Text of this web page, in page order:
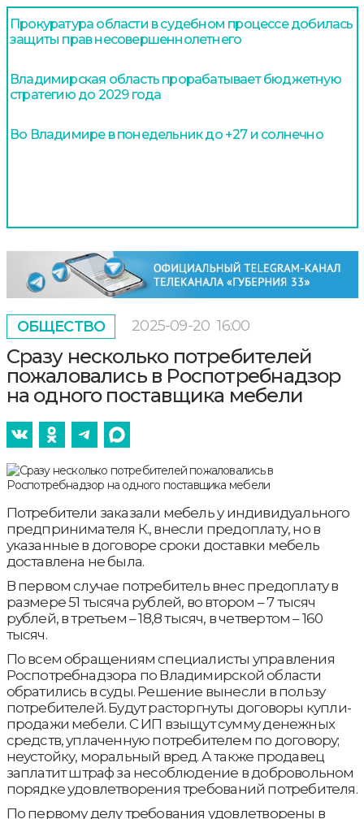
Прокуратура области в судебном процессе добилась
защиты прав несовершеннолетнего
Владимирская область прорабатывает бюджетную
стратегию до 2029 года
Во Владимире в понедельник до +27 и солнечно
ОБЩЕСТВО 2025-09-20 16:00
Сразу несколько потребителей
пожаловались в Роспотребнадзор
на одного поставщика мебели
Потребители заказали мебель у индивидуального
предпринимателя К., внесли предоплату, но в
указанные в договоре сроки доставки мебель
доставлена не была.
В первом случае потребитель внес предоплату в
размере 51 тысяча рублей, во втором – 7 тысяч
рублей, в третьем – 18,8 тысяч, в четвертом – 160
тысяч.
По всем обращениям специалисты управления
Роспотребнадзора по Владимирской области
обратились в суды. Решение вынесли в пользу
потребителей. Будут расторгнуты договоры купли-
продажи мебели. С ИП взыщут сумму денежных
средств, уплаченную потребителем по договору;
неустойку, моральный вред. А также продавец
заплатит штраф за несоблюдение в добровольном
порядке удовлетворения требований потребителя.
По первому делу требования удовлетворены в